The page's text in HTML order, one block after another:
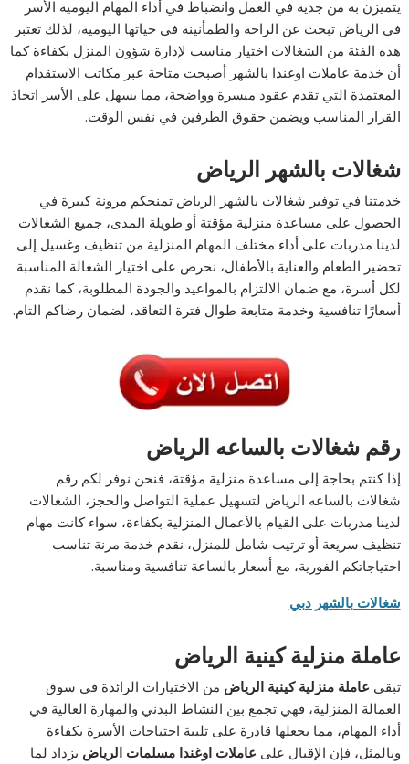
يتميزن به من جدية في العمل وانضباط في أداء المهام اليومية الأسر
في الرياض تبحث عن الراحة والطمأنينة في حياتها اليومية، لذلك تعتبر
هذه الفئة من الشغالات اختيار مناسب لإدارة شؤون المنزل بكفاءة كما
أن خدمة عاملات اوغندا بالشهر أصبحت متاحة عبر مكاتب الاستقدام
المعتمدة التي تقدم عقود ميسرة وواضحة، مما يسهل على الأسر اتخاذ
القرار المناسب ويضمن حقوق الطرفين في نفس الوقت.
شغالات بالشهر الرياض
خدمتنا في توفير شغالات بالشهر الرياض تمنحكم مرونة كبيرة في
الحصول على مساعدة منزلية مؤقتة أو طويلة المدى، جميع الشغالات
لدينا مدربات على أداء مختلف المهام المنزلية من تنظيف وغسيل إلى
تحضير الطعام والعناية بالأطفال، نحرص على اختيار الشغالة المناسبة
لكل أسرة، مع ضمان الالتزام بالمواعيد والجودة المطلوبة، كما نقدم
أسعارًا تنافسية وخدمة متابعة طوال فترة التعاقد، لضمان رضاكم التام.
رقم شغالات بالساعه الرياض
إذا كنتم بحاجة إلى مساعدة منزلية مؤقتة، فنحن نوفر لكم رقم
شغالات بالساعه الرياض لتسهيل عملية التواصل والحجز، الشغالات
لدينا مدربات على القيام بالأعمال المنزلية بكفاءة، سواء كانت مهام
تنظيف سريعة أو ترتيب شامل للمنزل، نقدم خدمة مرنة تناسب
احتياجاتكم الفورية، مع أسعار بالساعة تنافسية ومناسبة.
شغالات بالشهر دبي
عاملة منزلية كينية الرياض
تبقى عاملة منزلية كينية الرياض من الاختيارات الرائدة في سوق
العمالة المنزلية، فهي تجمع بين النشاط البدني والمهارة العالية في
أداء المهام، مما يجعلها قادرة على تلبية احتياجات الأسرة بكفاءة
وبالمثل، فإن الإقبال على عاملات اوغندا مسلمات الرياض يزداد لما